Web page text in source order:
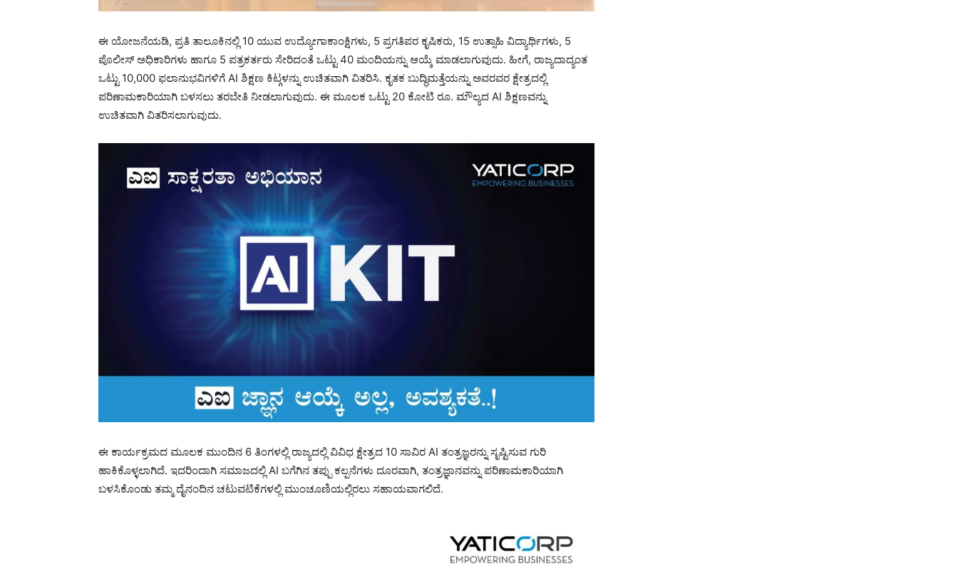
ಈ ಯೋಜನೆಯಡಿ, ಪ್ರತಿ ತಾಲೂಕಿನಲ್ಲಿ 10 ಯುವ ಉದ್ಯೋಗಾಕಾಂಕ್ಷಿಗಳು, 5 ಪ್ರಗತಿಪರ ಕೃಷಿಕರು, 15 ಉತ್ಸಾಹಿ ವಿದ್ಯಾರ್ಥಿಗಳು, 5
ಪೊಲೀಸ್ ಅಧಿಕಾರಿಗಳು ಹಾಗೂ 5 ಪತ್ರಕರ್ತರು ಸೇರಿದಂತೆ ಒಟ್ಟು 40 ಮಂದಿಯನ್ನು ಆಯ್ಕೆ ಮಾಡಲಾಗುವುದು. ಹೀಗೆ, ರಾಜ್ಯದಾದ್ಯಂತ
ಒಟ್ಟು 10,000 ಫಲಾನುಭವಿಗಳಿಗೆ AI ಶಿಕ್ಷಣ ಕಿಟ್ಗಳನ್ನು ಉಚಿತವಾಗಿ ವಿತರಿಸಿ. ಕೃತಕ ಬುದ್ಧಿಮತ್ತೆಯನ್ನು ಅವರವರ ಕ್ಷೇತ್ರದಲ್ಲಿ
ಪರಿಣಾಮಕಾರಿಯಾಗಿ ಬಳಸಲು ತರಬೇತಿ ನೀಡಲಾಗುವುದು. ಈ ಮೂಲಕ ಒಟ್ಟು 20 ಕೋಟಿ ರೂ. ಮೌಲ್ಯದ AI ಶಿಕ್ಷಣವನ್ನು
ಉಚಿತವಾಗಿ ವಿತರಿಸಲಾಗುವುದು.
ಈ ಕಾರ್ಯಕ್ರಮದ ಮೂಲಕ ಮುಂದಿನ 6 ತಿಂಗಳಲ್ಲಿ ರಾಜ್ಯದಲ್ಲಿ ವಿವಿಧ ಕ್ಷೇತ್ರದ 10 ಸಾವಿರ AI ತಂತ್ರಜ್ಞರನ್ನು ಸೃಷ್ಟಿಸುವ ಗುರಿ
ಹಾಕಿಕೊಳ್ಳಲಾಗಿದೆ. ಇದರಿಂದಾಗಿ ಸಮಾಜದಲ್ಲಿ AI ಬಗೆಗಿನ ತಪ್ಪು ಕಲ್ಪನೆಗಳು ದೂರವಾಗಿ, ತಂತ್ರಜ್ಞಾನವನ್ನು ಪರಿಣಾಮಕಾರಿಯಾಗಿ
ಬಳಸಿಕೊಂಡು ತಮ್ಮ ದೈನಂದಿನ ಚಟುವಟಿಕೆಗಳಲ್ಲಿ ಮುಂಚೂಣಿಯಲ್ಲಿರಲು ಸಹಾಯವಾಗಲಿದೆ.